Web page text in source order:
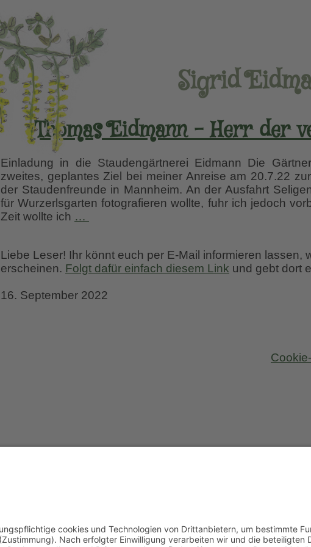
Sigrid
Thomas Eidmann – Herr der
Einladung in die Staudengärtnerei Eidmann Die
zweites, geplantes Ziel bei meiner Anreise am 20.7.22
der Staudenfreunde in Mannheim. An der Ausfahrt
für Wurzerlsgarten fotografieren wollte, fuhr ich jedoch
Zeit wollte ich …
Herr
der
Pflanzung
Liebe Leser! Ihr könnt euch per E-Mail informieren lassen,
erscheinen. Folgt dafür einfach diesem Link und gebt dort
16. September 2022